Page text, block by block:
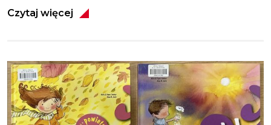
Czytaj więcej
Obraz